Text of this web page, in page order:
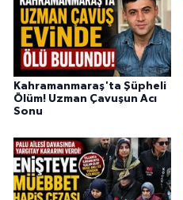
Kahramanmaraş'ta Şüpheli
Ölüm! Uzman Çavuşun Acı
Sonu
BİLİM VE TEKNOLOJİ
YARIŞMALAR
TANITIM